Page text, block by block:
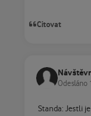
Citovat
Odesláno
Standa: Jestli